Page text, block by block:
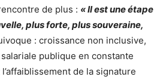
de plus : «Il est une étape
plus forte, plus souveraine,
: croissance non inclusive,
publique en constante
de la signature